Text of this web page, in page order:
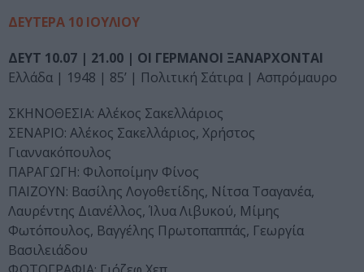
ΔΕΥΤΕΡΑ 10 ΙΟΥΛΙΟΥ
ΔΕΥΤ 10.07 | 21.00 | ΟΙ ΓΕΡΜΑΝΟΙ ΞΑΝΑΡΧΟΝΤΑΙ
Ελλάδα | 1948 | 85’ | Πολιτική Σάτιρα | Ασπρόμαυρο
ΣΚΗΝΟΘΕΣΙΑ: Αλέκος Σακελλάριος
ΣΕΝΑΡΙΟ: Αλέκος Σακελλάριος, Χρήστος
Γιαννακόπουλος
ΠΑΡΑΓΩΓΗ: Φιλοποίμην Φίνος
ΠΑΙΖΟΥΝ: Βασίλης Λογοθετίδης, Νίτσα Τσαγανέα,
Λαυρέντης Διανέλλος, Ίλυα Λιβυκού, Μίμης
Φωτόπουλος, Βαγγέλης Πρωτοπαππάς, Γεωργία
Βασιλειάδου